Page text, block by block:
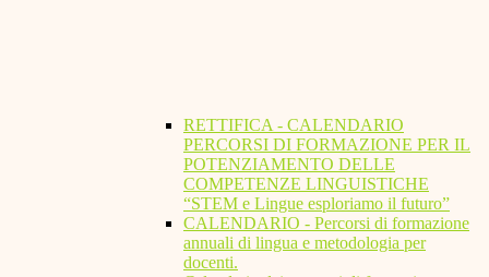
RETTIFICA - CALENDARIO
PERCORSI DI FORMAZIONE PER IL
POTENZIAMENTO DELLE
COMPETENZE LINGUISTICHE
“STEM e Lingue esploriamo il futuro”
CALENDARIO - Percorsi di formazione
annuali di lingua e metodologia per
docenti.